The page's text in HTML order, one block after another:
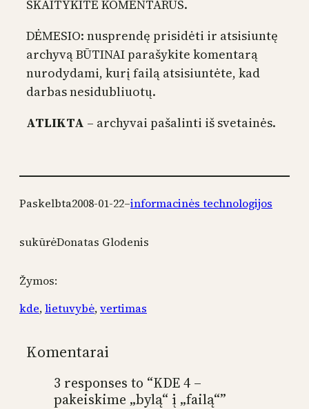
SKAITYKITE KOMENTARUS.
DĖMESIO: nusprendę prisidėti ir atsisiuntę
archyvą BŪTINAI parašykite komentarą
nurodydami, kurį failą atsisiuntėte, kad
darbas nesidubliuotų.
ATLIKTA – archyvai pašalinti iš svetainės.
Paskelbta2008-01-22–informacinės technologijos
sukūrėDonatas Glodenis
Žymos:
kde, lietuvybė, vertimas
Komentarai
3 responses to “KDE 4 –
pakeiskime „bylą“ į „failą“”